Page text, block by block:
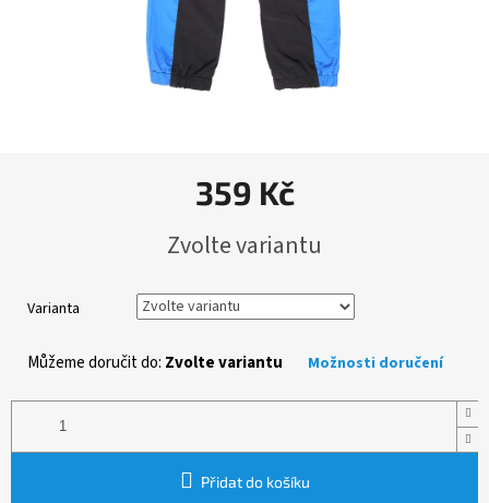
359 Kč
cena:
Zvolte variantu
Varianta
Můžeme doručit do: Zvolte variantu Možnosti doručení
Přidat do košíku